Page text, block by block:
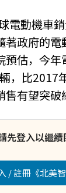
電動機車
著政府的
預估，今
，比2017
售有望突破
先登入以繼
/ 註冊《北美